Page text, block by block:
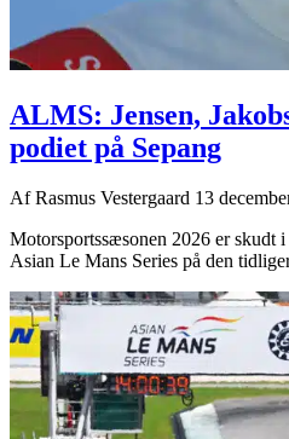
ALMS: Jensen,
podiet på Sepang
AfRasmus Vestergaard 13
Motorsportssæsonen 2026 er skudt
Asian Le Mans Series på den